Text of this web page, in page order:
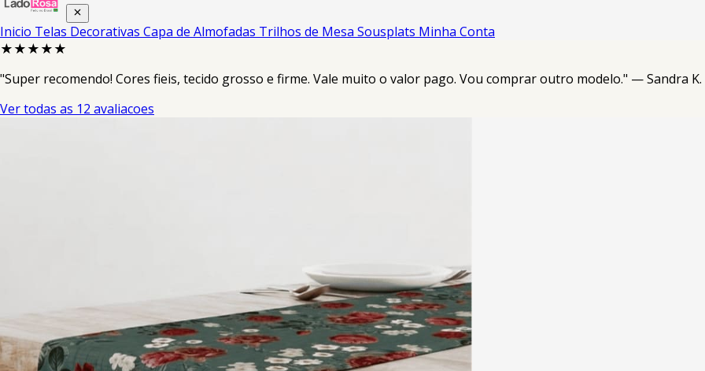
Inicio Telas Decorativas Capa de Almofadas Trilhos de Mesa Sousplats Minha Conta
★★★★★
"Super recomendo! Cores fieis, tecido grosso e firme. Vale muito o valor pago. Vou comprar outro modelo." — Sandra K.
Ver todas as 12 avaliacoes